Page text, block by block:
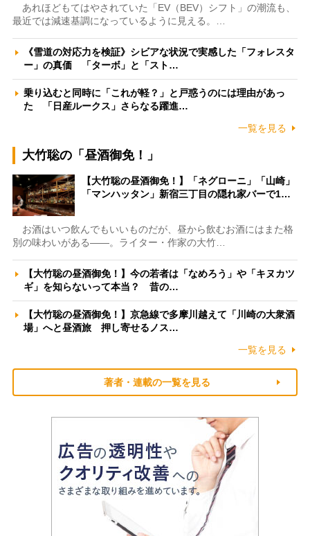
あれほどもてはやされていた「EV（BEV）シフト」の潮流も、
最近では減速基調になっているように見える。…
《雪道の対応力を検証》シビアな状況で実感した「フォレスタ
ー」の真価 「ターボ」と「スト…
乗り込むと同時に「これが軽？」と戸惑うのには理由があっ
た 「日産ルークス」さらなる躍進…
一覧を見る
大竹聡の「昼酒御免！」
【大竹聡の昼酒御免！】「ネグローニ」「山崎」
「マンハッタン」新宿三丁目の隠れ家バーで1…
お酒はいつ飲んでもいいものだが、昼から飲むお酒にはまた格
別の味わいがある――。ライター・作家の大竹…
【大竹聡の昼酒御免！】今の若者は「なめろう」や「キヌカツ
ギ」を知らないって本当？ 昔の…
【大竹聡の昼酒御免！】京急線で多摩川越えて「川崎の大衆酒
場」へと昼酒旅 押し寄せるノス…
一覧を見る
著者・連載の一覧を見る